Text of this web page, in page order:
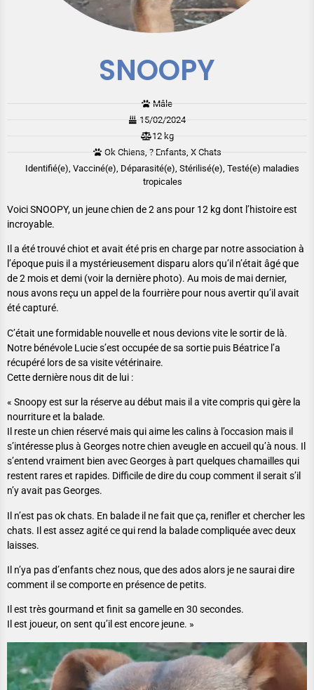
SNOOPY
Mâle
15/02/2024
12 kg
Ok Chiens, ? Enfants, X Chats
Identifié(e), Vacciné(e), Déparasité(e), Stérilisé(e), Testé(e) maladies
tropicales
Voici SNOOPY, un jeune chien de 2 ans pour 12 kg dont l’histoire est
incroyable.
Il a été trouvé chiot et avait été pris en charge par notre association à
l’époque puis il a mystérieusement disparu alors qu’il n’était âgé que
de 2 mois et demi (voir la dernière photo). Au mois de mai dernier,
nous avons reçu un appel de la fourrière pour nous avertir qu’il avait
été capturé.
C’était une formidable nouvelle et nous devions vite le sortir de là.
Notre bénévole Lucie s’est occupée de sa sortie puis Béatrice l’a
récupéré lors de sa visite vétérinaire.
Cette dernière nous dit de lui :
« Snoopy est sur la réserve au début mais il a vite compris qui gère la
nourriture et la balade.
Il reste un chien réservé mais qui aime les calins à l’occasion mais il
s’intéresse plus à Georges notre chien aveugle en accueil qu’à nous. Il
s’entend vraiment bien avec Georges à part quelques chamailles qui
restent rares et rapides. Difficile de dire du coup comment il serait s’il
n’y avait pas Georges.
Il n’est pas ok chats. En balade il ne fait que ça, renifler et chercher les
chats. Il est assez agité ce qui rend la balade compliquée avec deux
laisses.
Il n’ya pas d’enfants chez nous, que des ados alors je ne saurai dire
comment il se comporte en présence de petits.
Il est très gourmand et finit sa gamelle en 30 secondes.
Il est joueur, on sent qu’il est encore jeune. »